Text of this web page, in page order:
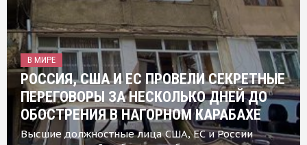
В МИРЕ
РОССИЯ, США И ЕС ПРОВЕЛИ СЕКРЕТНЫЕ
ПЕРЕГОВОРЫ ЗА НЕСКОЛЬКО ДНЕЙ ДО
ОБОСТРЕНИЯ В НАГОРНОМ КАРАБАХЕ
Высшие должностные лица США, ЕС и России